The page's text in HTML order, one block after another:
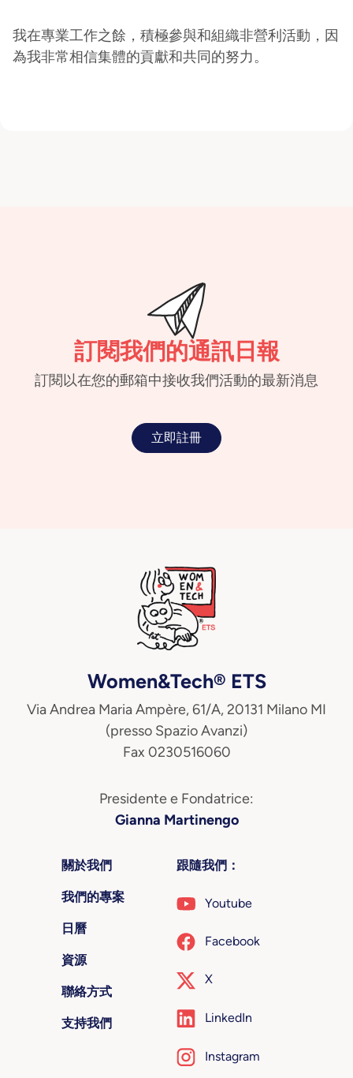
我在專業工作之餘，積極參與和組織非營利活動，因
為我非常相信集體的貢獻和共同的努力。
訂閱我們的通訊日報
訂閱以在您的郵箱中接收我們活動的最新消息
立即註冊
Women&Tech® ETS
Via Andrea Maria Ampère, 61/A, 20131 Milano MI
(presso Spazio Avanzi)
Fax 0230516060
Presidente e Fondatrice:
Gianna Martinengo
關於我們
我們的專案
日曆
資源
聯絡方式
支持我們
跟隨我們：
Youtube
Facebook
X
LinkedIn
Instagram